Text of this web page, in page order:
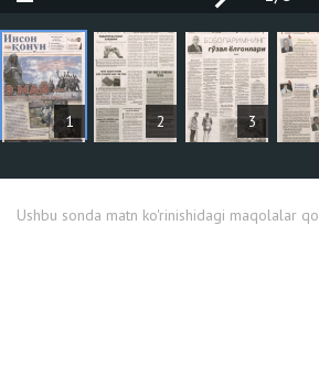
1 2 3
MAQOLALAR
Ushbu sonda matn ko'rinishidagi maqolalar